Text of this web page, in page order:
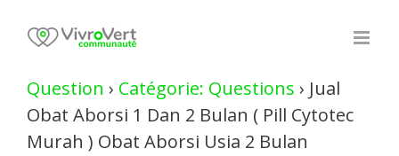
Question › Catégorie: Questions › Jual
Obat Aborsi 1 Dan 2 Bulan ( Pill Cytotec
Murah ) Obat Aborsi Usia 2 Bulan